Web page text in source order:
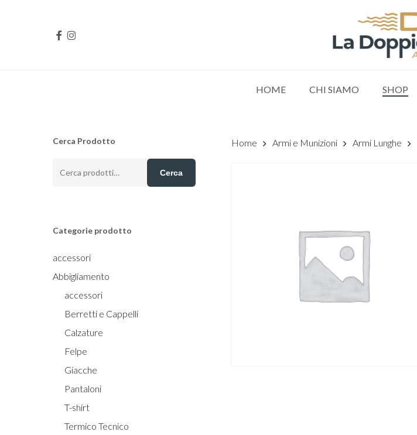
FACEBOOK
INSTAGRAM
HOME CHI SIAMO SHOP
Cerca Prodotto
Cerca
Categorie prodotto
accessori
Abbigliamento
accessori
Berretti e Cappelli
Calzature
Felpe
Giacche
Pantaloni
T-shirt
Termico Tecnico
Home Armi e Munizioni Armi Lunghe